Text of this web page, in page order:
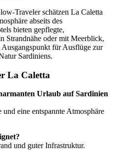
Traveler schätzen La Caletta
abseits des
bieten gepflegte,
Strandnähe oder mit Meerblick,
für Ausflüge zur
Sardiniens.
La Caletta
Urlaub auf Sardinien
eine entspannte Atmosphäre
und guter Infrastruktur.